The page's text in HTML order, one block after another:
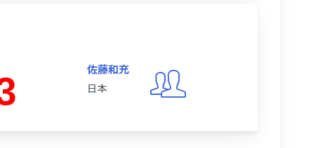
佐藤和充
日本